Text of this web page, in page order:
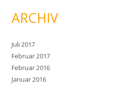
ARCHIV
Juli 2017
Februar 2017
Februar 2016
Januar 2016